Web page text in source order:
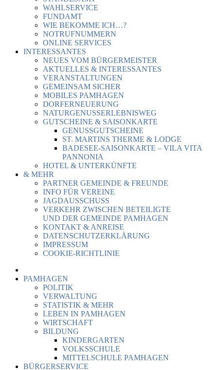
WAHLSERVICE
FUNDAMT
WIE BEKOMME ICH…?
NOTRUFNUMMERN
ONLINE SERVICES
INTERESSANTES
NEUES VOM BÜRGERMEISTER
AKTUELLES & INTERESSANTES
VERANSTALTUNGEN
GEMEINSAM SICHER
MOBILES PAMHAGEN
DORFERNEUERUNG
NATURGENUSSERLEBNISWEG
GUTSCHEINE & SAISONKARTE
GENUSSGUTSCHEINE
ST. MARTINS THERME & LODGE
BADESEE-SAISONKARTE – VILA VITA
PANNONIA
HOTEL & UNTERKÜNFTE
& MEHR
PARTNER GEMEINDE & FREUNDE
INFO FÜR VEREINE
JAGDAUSSCHUSS
VERKEHR ZWISCHEN BETEILIGTE
UND DER GEMEINDE PAMHAGEN
KONTAKT & ANREISE
DATENSCHUTZERKLÄRUNG
IMPRESSUM
COOKIE-RICHTLINIE
PAMHAGEN
POLITIK
VERWALTUNG
STATISTIK & MEHR
LEBEN IN PAMHAGEN
WIRTSCHAFT
BILDUNG
KINDERGARTEN
VOLKSSCHULE
MITTELSCHULE PAMHAGEN
BÜRGERSERVICE